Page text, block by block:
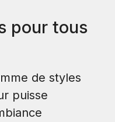
pour tous
de styles
puisse